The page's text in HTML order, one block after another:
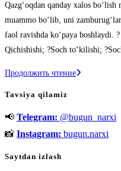
записи:
Qazgʻoqdan qanday xalos
muammo boʻlib, uni
faol ravishda koʻpaya boshlaydi.
Qichishishi; ?Soch toʻkilishi;
Продолжить чтениеQazgʻoqdan
boʻlish
mumkin?
Tavsiya qilamiz
📢 Telegram: @bugun_narxi
📸 Instagram: bugun.narxi
Saytdan izlash